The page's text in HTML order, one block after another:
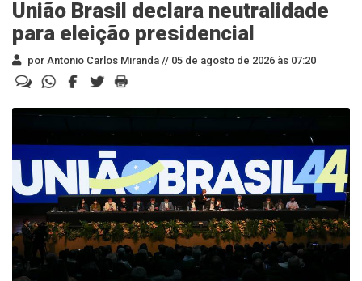
União Brasil declara neutralidade
para eleição presidencial
por Antonio Carlos Miranda // 05 de agosto de 2026 às 07:20